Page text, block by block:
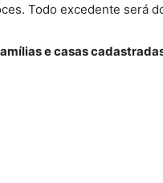
Todo excedente será
e casas